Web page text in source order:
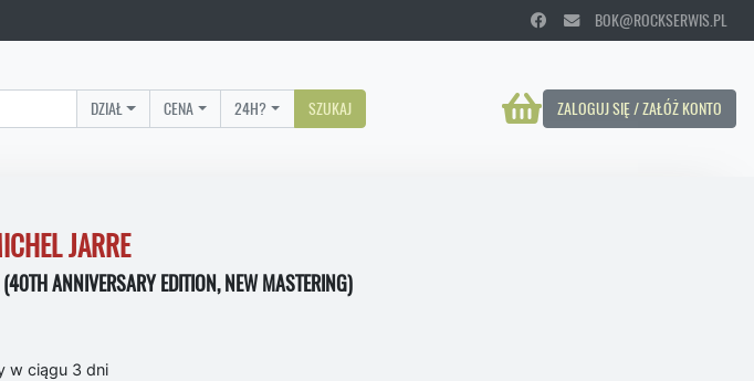
BOK@ROCKSERWIS.PL
ZALOGUJ SIĘ / ZAŁÓŻ KONTO
DZIAŁ CENA 24H? SZUKAJ
JARRE
ANNIVERSARY EDITION, NEW MASTERING)
w ciągu 3 dni